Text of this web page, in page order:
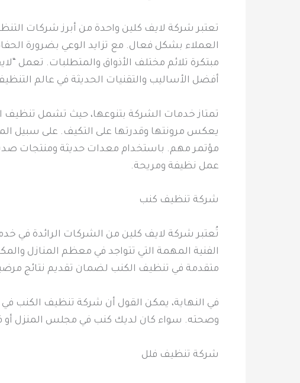
تعتبر شركة لايف كلين واحدة من أبرز شركات
العملاء بشكل فعال. مع تزايد الوعي بضرورة
مبتكرة تلائم مختلف الأذواق والمتطلبات.
أفضل الأساليب والتقنيات الحديثة في عالم
تمتاز خدمات الشركة بتنوعها، حيث تشمل تنظيف
يعكس مرونتها وقدرتها على التكيف. على سبيل
مؤتمر مهم. باستخدام معدات حديثة ومنتجات
عمل نظيفة ومريحة.
شركة تنظيف كنب
تُعتبر شركة لايف كلين من الشركات الرائدة في
الفنية المهمة التي تتواجد في معظم المنازل
متقدمة في تنظيف الكنب لضمان تقديم نتائج
في النهاية، يمكن القول أن شركة تنظيف الكنب
وصحته. سواء كان لديك كنب في مجلس المنزل أو
شركة تنظيف فلل